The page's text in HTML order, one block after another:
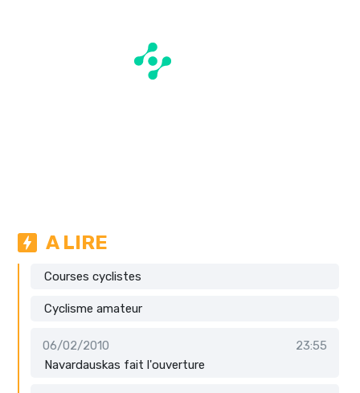
A LIRE
Courses cyclistes
Cyclisme amateur
06/02/2010
23:55
Navardauskas fait l'ouverture